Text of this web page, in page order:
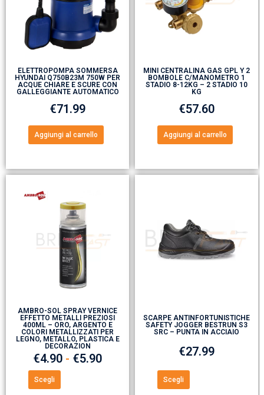
ELETTROPOMPA SOMMERSA
HYUNDAI Q750B23M 750W PER
ACQUE CHIARE E SCURE CON
GALLEGGIANTE AUTOMATICO
€71.99
Aggiungi al carrello
MINI CENTRALINA GAS GPL Y 2
BOMBOLE C/MANOMETRO 1
STADIO 8-12KG – 2 STADIO 10
KG
€57.60
Aggiungi al carrello
AMBRO-SOL SPRAY VERNICE
EFFETTO METALLI PREZIOSI
400ML – ORO, ARGENTO E
COLORI METALLIZZATI PER
LEGNO, METALLO, PLASTICA E
DECORAZION
€4.90 - €5.90
Scegli
SCARPE ANTINFORTUNISTICHE
SAFETY JOGGER BESTRUN S3
SRC – PUNTA IN ACCIAIO
€27.99
Scegli